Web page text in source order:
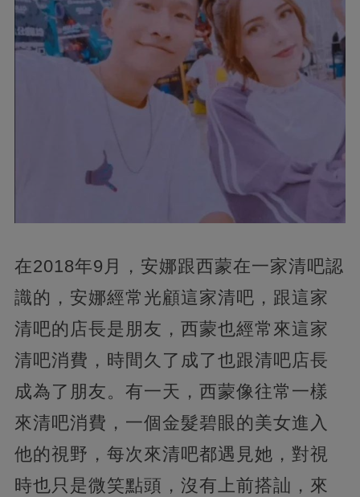
在2018年9月，安娜跟西蒙在一家清吧認
識的，安娜經常光顧這家清吧，跟這家
清吧的店長是朋友，西蒙也經常來這家
清吧消費，時間久了成了也跟清吧店長
成為了朋友。有一天，西蒙像往常一樣
來清吧消費，一個金髮碧眼的美女進入
他的視野，每次來清吧都遇見她，對視
時也只是微笑點頭，沒有上前搭訕，來